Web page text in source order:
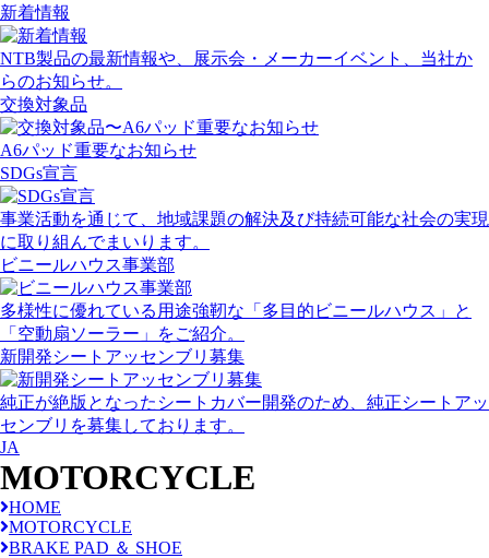
新着情報
NTB製品の最新情報や、展示会・メーカーイベント、当社か
らのお知らせ。
交換対象品
A6パッド重要なお知らせ
SDGs宣言
事業活動を通じて、地域課題の解決及び持続可能な社会の実現
に取り組んでまいります。
ビニールハウス事業部
多様性に優れている用途強靭な「多目的ビニールハウス」と
「空動扇ソーラー」をご紹介。
新開発シートアッセンブリ募集
純正が絶版となったシートカバー開発のため、純正シートアッ
センブリを募集しております。
JA
MOTORCYCLE
HOME
MOTORCYCLE
BRAKE PAD ＆ SHOE